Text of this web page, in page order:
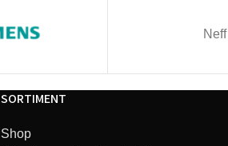
Neff
SORTIMENT
Shop